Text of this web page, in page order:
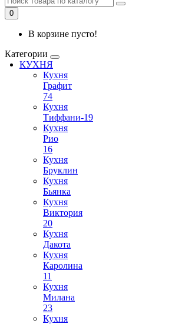
0
В корзине пусто!
Категории
КУХНЯ
Кухня
Графит
74
Кухня
Тиффани-19
Кухня
Рио
16
Кухня
Бруклин
Кухня
Бьянка
Кухня
Виктория
20
Кухня
Дакота
Кухня
Каролина
11
Кухня
Милана
23
Кухня